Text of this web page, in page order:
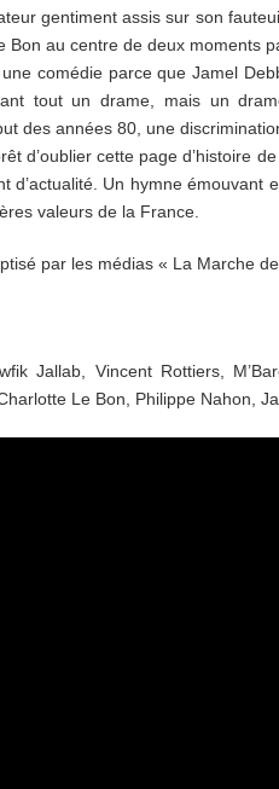
gentiment assis sur son
Bon au centre de deux moments
comédie parce que Jamel
tout un drame, mais un
des années 80, une
d’oublier cette page d’histoire
d’actualité. Un hymne émouvant
valeurs de la France.
par les médias « La Marche
Jallab, Vincent Rottiers,
Le Bon, Philippe Nahon,